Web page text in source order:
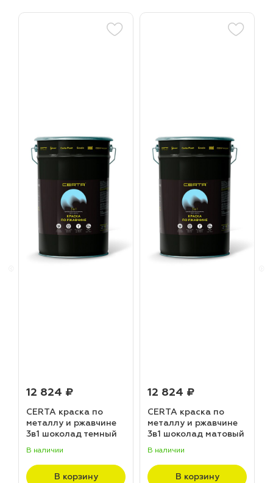
12 824 ₽
CERTA краска по
металлу и ржавчине
3в1 шоколад темный
(20,0кг)
В наличии
В корзину
12 824 ₽
CERTA краска по
металлу и ржавчине
3в1 шоколад матовый
В наличии
В корзину